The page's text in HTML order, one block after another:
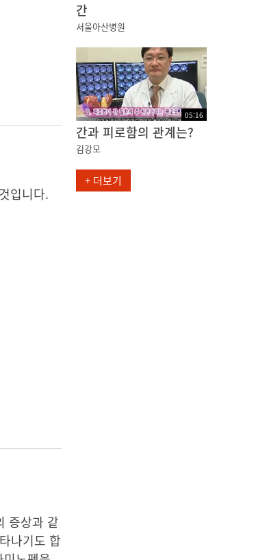
입니다.
증상과 같
나기도 합
간
서울아산병원
05:16
간과 피로함의 관계는?
김강모
+ 더보기